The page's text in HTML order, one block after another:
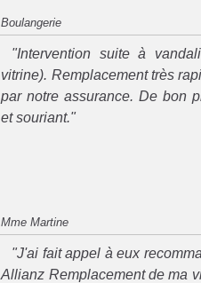
Boulangerie
"Intervention suite à
vitrine). Remplacement très
par notre assurance. De bon
et souriant."
Mme Martine
"J'ai fait appel à eux
Allianz Remplacement de ma